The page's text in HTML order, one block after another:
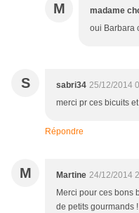
M madame
oui Barbara
S sabri34 25/12/2014
merci pr ces bicuits
Répondre
M Martine 24/12/2014
Merci pour ces bons
de petits gourmands